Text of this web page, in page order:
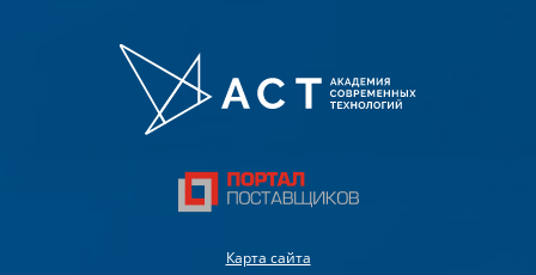
Карта сайта